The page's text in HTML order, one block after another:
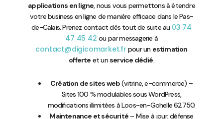
applications en ligne, nous vous permettons à étendre
votre business en ligne de manière efficace dans le Pas-
de-Calais. Prenez contact dès tout de suite au 03 74
47 45 42 ou par messagerie à
contact@digicomarket.fr pour un estimation
offerte et unservice dédié.
Création de sites web(vitrine, e-commerce) –
Sites 100 % modulables sous WordPress,
modifications illimitées à Loos-en-Gohelle 62750.
Maintenance et sécurité – Mise à jour, défense